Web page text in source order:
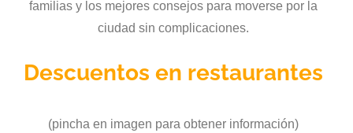
familias y los mejores consejos para moverse por la
ciudad sin complicaciones.
Descuentos en restaurantes
(pincha en imagen para obtener información)